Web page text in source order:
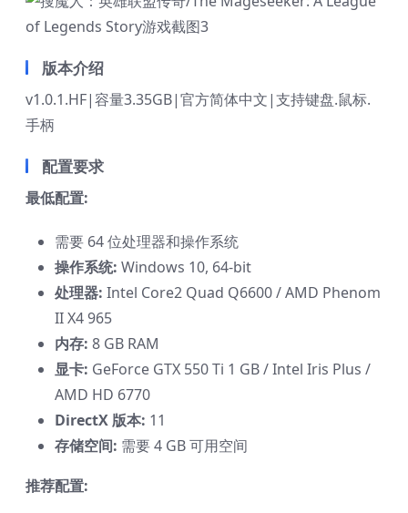
版本介绍
v1.0.1.HF|容量3.35GB|官方简体中文|支持键盘.鼠标.
手柄
配置要求
最低配置:
需要 64 位处理器和操作系统
操作系统: Windows 10, 64-bit
处理器: Intel Core2 Quad Q6600 / AMD Phenom
II X4 965
内存: 8 GB RAM
显卡: GeForce GTX 550 Ti 1 GB / Intel Iris Plus /
AMD HD 6770
DirectX 版本: 11
存储空间: 需要 4 GB 可用空间
推荐配置: